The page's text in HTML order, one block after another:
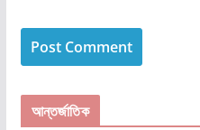
আন্তর্জাতিক